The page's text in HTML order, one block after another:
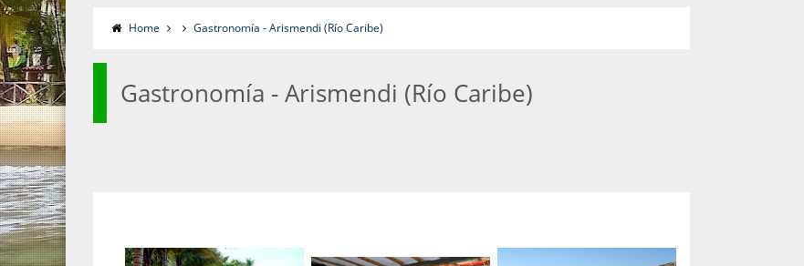
Home Gastronomía - Arismendi (Río Caribe)
Gastronomía - Arismendi (Río Caribe)